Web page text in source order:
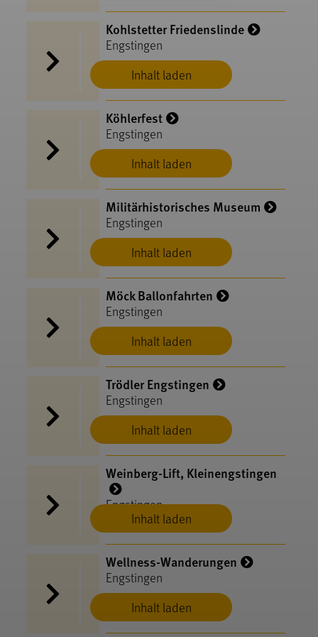
Inhalt laden
Kohlstetter Friedenslinde
Engstingen
Inhalt laden
Köhlerfest
Engstingen
Inhalt laden
Militärhistorisches Museum
Engstingen
Inhalt laden
Möck Ballonfahrten
Engstingen
Inhalt laden
Trödler Engstingen
Engstingen
Inhalt laden
Weinberg-Lift, Kleinengstingen
Engstingen
Inhalt laden
Wellness-Wanderungen
Engstingen